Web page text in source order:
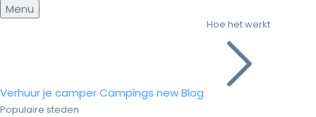
Menu
Verhuur je camperCampings newBlog
Hoe het werkt
Populaire steden